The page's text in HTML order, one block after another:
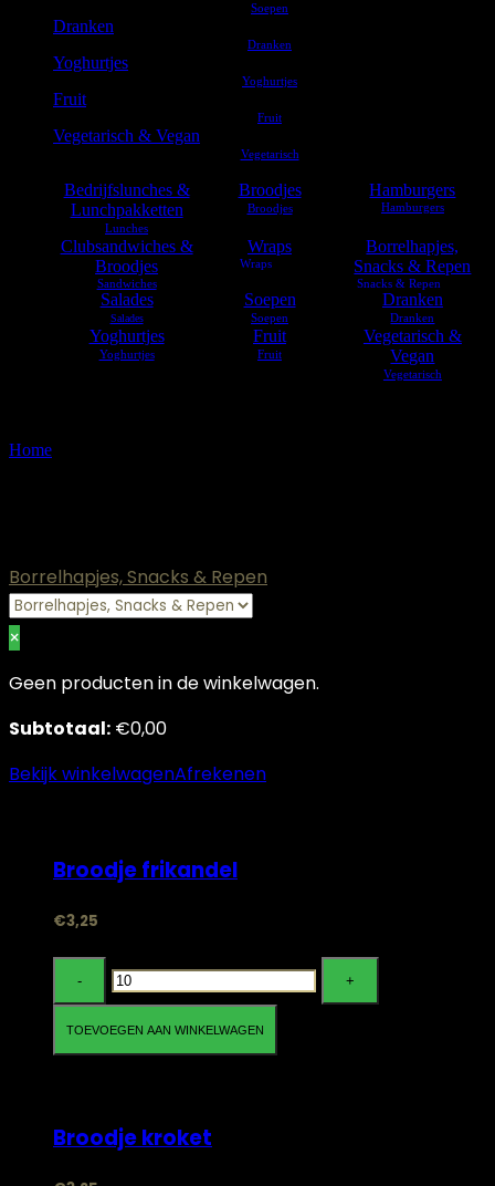
Dranken
Yoghurtjes
Fruit
Vegetarisch & Vegan
Bedrijfslunches &
Lunchpakketten
Broodjes Hamburgers
Clubsandwiches &
Broodjes
Wraps
Borrelhapjes,
Snacks & Repen
Salades
Soepen
Dranken
Yoghurtjes
Fruit
Vegetarisch &
Vegan
Home
Borrelhapjes, Snacks & Repen
×
Geen producten in de winkelwagen.
Subtotaal: €0,00
Bekijk winkelwagenAfrekenen
Broodje frikandel
€3,25
Broodje
frikandel
aantal
TOEVOEGEN AAN WINKELWAGEN
Broodje kroket